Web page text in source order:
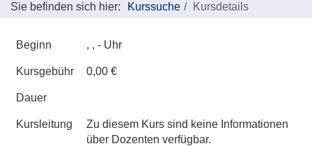
Sie befinden sich hier: Kurssuche Kursdetails
Beginn , , - Uhr
Kursgebühr 0,00 €
Dauer
Kursleitung
Zu diesem Kurs sind keine Informationen
über Dozenten verfügbar.